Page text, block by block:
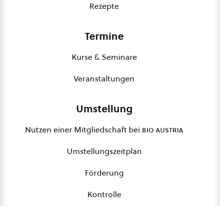
Rezepte
Termine
Kurse & Seminare
Veranstaltungen
Umstellung
Nutzen einer Mitgliedschaft bei bio austria
Umstellungszeitplan
Förderung
Kontrolle